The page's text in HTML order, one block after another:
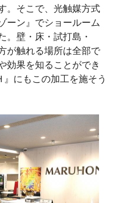
。そこで、光触媒方式
ーン』でショールーム
。壁・床・試打島・
が触れる場所は全部で
効果を知ることができ
にもこの加工を施そう